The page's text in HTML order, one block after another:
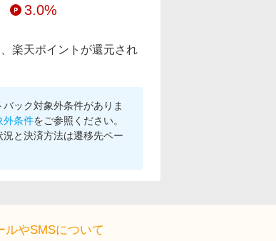
3.0%
楽天ポイントが還元され
ック対象外条件がありま
外条件をご参照ください。
と決済方法は遷移先ペー
ルやSMSについて